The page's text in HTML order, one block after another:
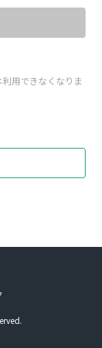
用できなくなりま